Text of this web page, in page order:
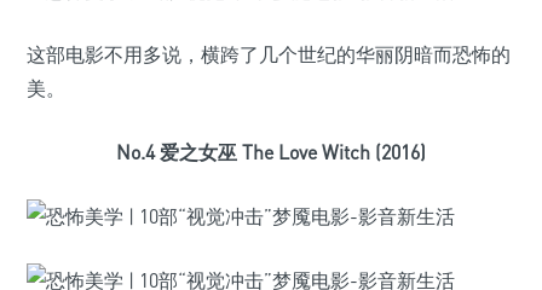
这部电影不用多说，横跨了几个世纪的华丽阴暗而恐怖的
美。
No.4 爱之女巫 The Love Witch (2016)